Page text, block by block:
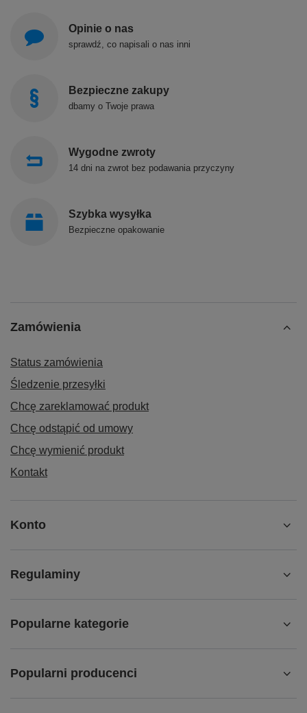
Opinie o nas
sprawdź, co napisali o nas inni
Bezpieczne zakupy
dbamy o Twoje prawa
Wygodne zwroty
14 dni na zwrot bez podawania przyczyny
Szybka wysyłka
Bezpieczne opakowanie
Zamówienia
Status zamówienia
Śledzenie przesyłki
Chcę zareklamować produkt
Chcę odstąpić od umowy
Chcę wymienić produkt
Kontakt
Konto
Regulaminy
Popularne kategorie
Popularni producenci